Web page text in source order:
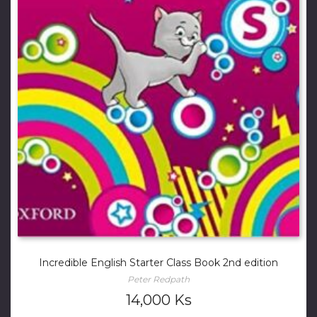
Incredible English Starter Class Book 2nd edition
Peter Redpath
14,000 Ks